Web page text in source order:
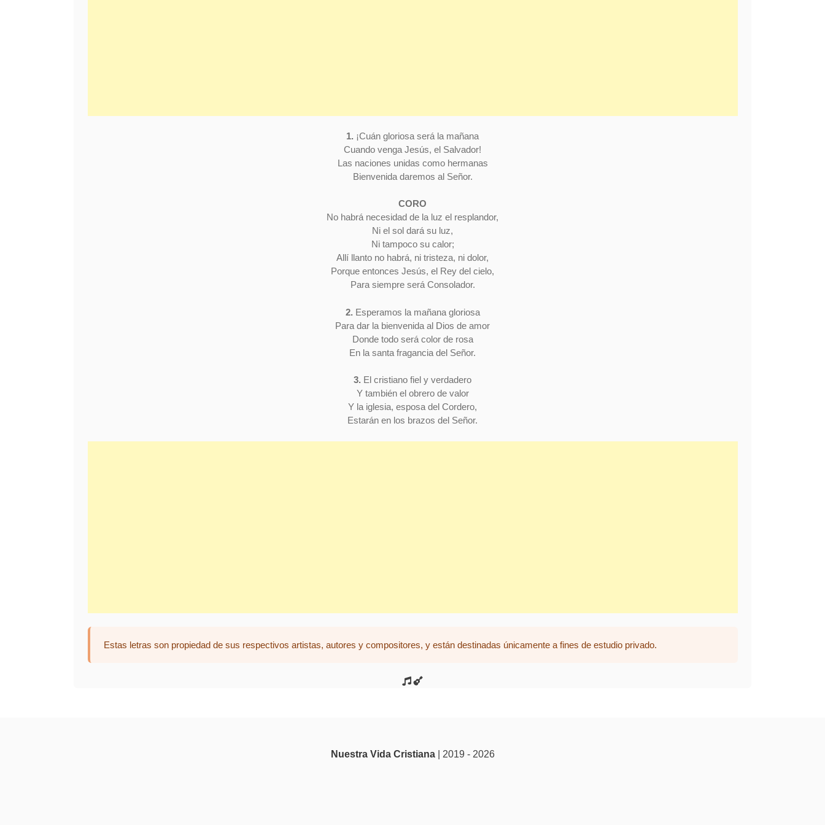
1. ¡Cuán gloriosa será la mañana
Cuando venga Jesús, el Salvador!
Las naciones unidas como hermanas
Bienvenida daremos al Señor.
CORO
No habrá necesidad de la luz el resplandor,
Ni el sol dará su luz,
Ni tampoco su calor;
Allí llanto no habrá, ni tristeza, ni dolor,
Porque entonces Jesús, el Rey del cielo,
Para siempre será Consolador.
2. Esperamos la mañana gloriosa
Para dar la bienvenida al Dios de amor
Donde todo será color de rosa
En la santa fragancia del Señor.
3. El cristiano fiel y verdadero
Y también el obrero de valor
Y la iglesia, esposa del Cordero,
Estarán en los brazos del Señor.
Estas letras son propiedad de sus respectivos artistas, autores y compositores, y están destinadas únicamente a fines de estudio privado.
Nuestra Vida Cristiana| 2019 - 2026